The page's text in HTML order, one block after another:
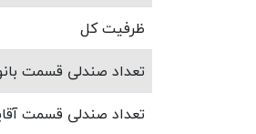
ظرفیت کل
تعداد صندلی قسمت
تعداد صندلی قسمت